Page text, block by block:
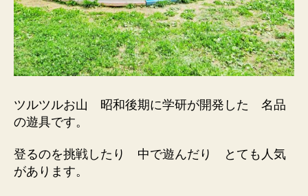
ツルツルお山 昭和後期に学研が開発した 名品
の遊具です。
登るのを挑戦したり 中で遊んだり とても人気
があります。